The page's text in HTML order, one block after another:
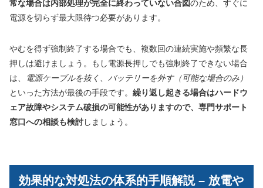
常な場合は内部処理が完全に終わっていない合図のため、すぐに
電源を切らず最大限待つ必要があります。
やむを得ず強制終了する場合でも、複数回の連続実施や頻繁な長
押しは避けましょう。もし電源長押しでも強制終了できない場合
は、
電源ケーブルを抜く
バッテリーを外す（可能な場合のみ）
といった方法が最後の手段です。 繰り返し起きる場合はハードウ
ェア故障やシステム破損の可能性がありますので、専門サポート
窓口への相談も検討しましょう。
効果的な対処法の体系的手順解説 – 放電や